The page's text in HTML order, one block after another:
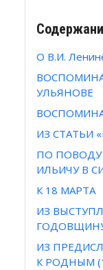
О В.И.
УЛЬЯНОВЕ
ИЗ СТАТЬИ
ПО ПОВОДУ
ИЛЬИЧУ В
К 18 МАРТА
ИЗ
ИЗ
К РОДНЫМ